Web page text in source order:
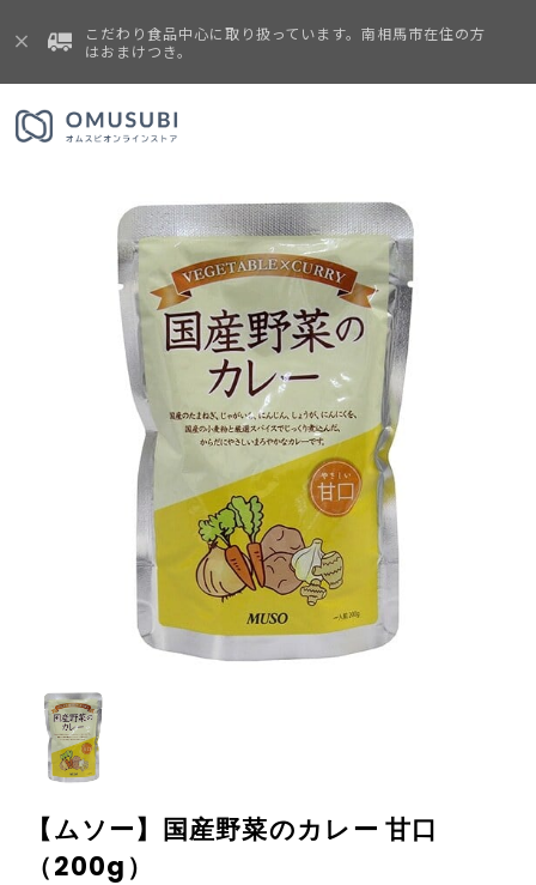
こだわり食品中心に取り扱っています。南相馬市在住の方
はおまけつき。
【ムソー】国産野菜のカレー 甘口
（200g）